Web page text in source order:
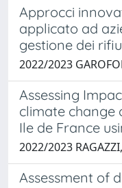
Approcci
applicato ad
gestione dei
2022/2023
Assessing
climate change
Ile de France
2022/2023
Assessment of